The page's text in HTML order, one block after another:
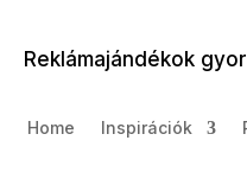
Reklámajándékok
Home Inspirációk